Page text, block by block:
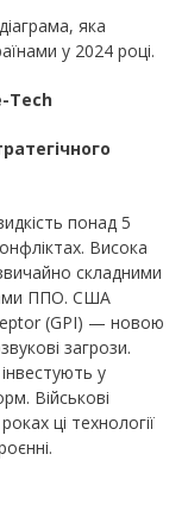
яка
у 2024 році.
Tech
понад 5
Висока
складними
ППО. США
(GPI) — новою
загрози.
у
Військові
ці технології